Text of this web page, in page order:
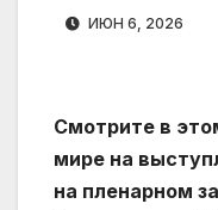
ИЮН 6, 2026
Смотрите в
мире на
на пленарном